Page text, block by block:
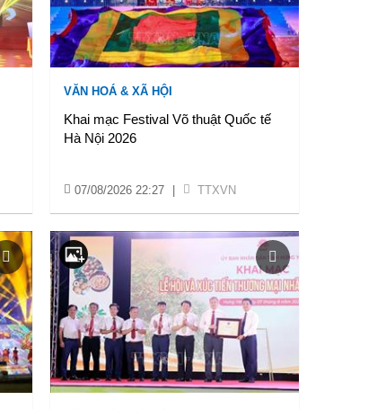
VĂN HOÁ & XÃ HỘI
Khai mạc Festival Võ thuật Quốc tế
Hà Nội 2026
07/08/2026 22:27 TTXVN